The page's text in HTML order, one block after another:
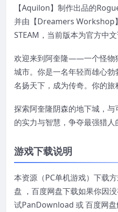
【Aquilon】制作出品的
并由【Dreamers Workshop
STEAM，当前版本为官方中文
欢迎来到阿奎隆——一个怪物
城市。你是一名年轻而雄心
名扬天下，成为传奇。你的旅
探索阿奎隆阴森的地下城，
的实力与智慧，争夺最强猎人
游戏下载说明
本资源（PC单机游戏）下载
盘 ，百度网盘下载如果你因
试PanDownload 或 百度网